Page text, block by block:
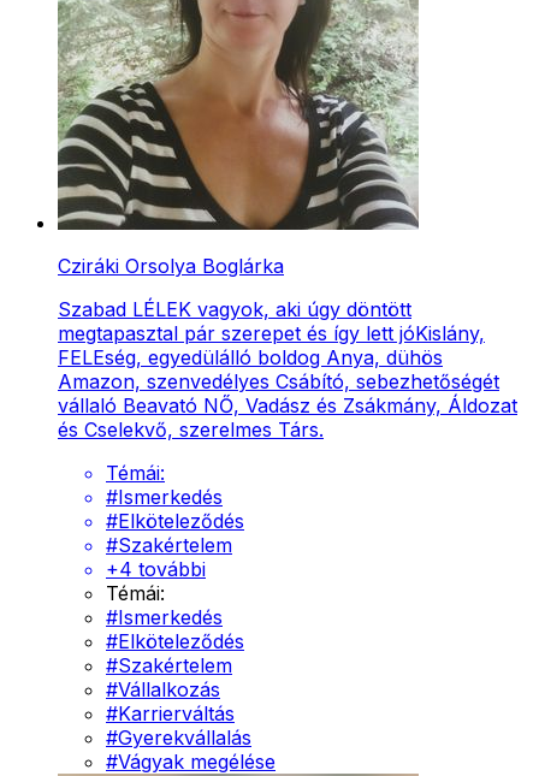
Cziráki Orsolya Boglárka
Szabad LÉLEK vagyok, aki úgy döntött
megtapasztal pár szerepet és így lett jóKislány,
FELEség, egyedülálló boldog Anya, dühös
Amazon, szenvedélyes Csábító, sebezhetőségét
vállaló Beavató NŐ, Vadász és Zsákmány, Áldozat
és Cselekvő, szerelmes Társ.
Témái:
#Ismerkedés
#Elköteleződés
#Szakértelem
+4 további
Témái:
#Ismerkedés
#Elköteleződés
#Szakértelem
#Vállalkozás
#Karrierváltás
#Gyerekvállalás
#Vágyak megélése